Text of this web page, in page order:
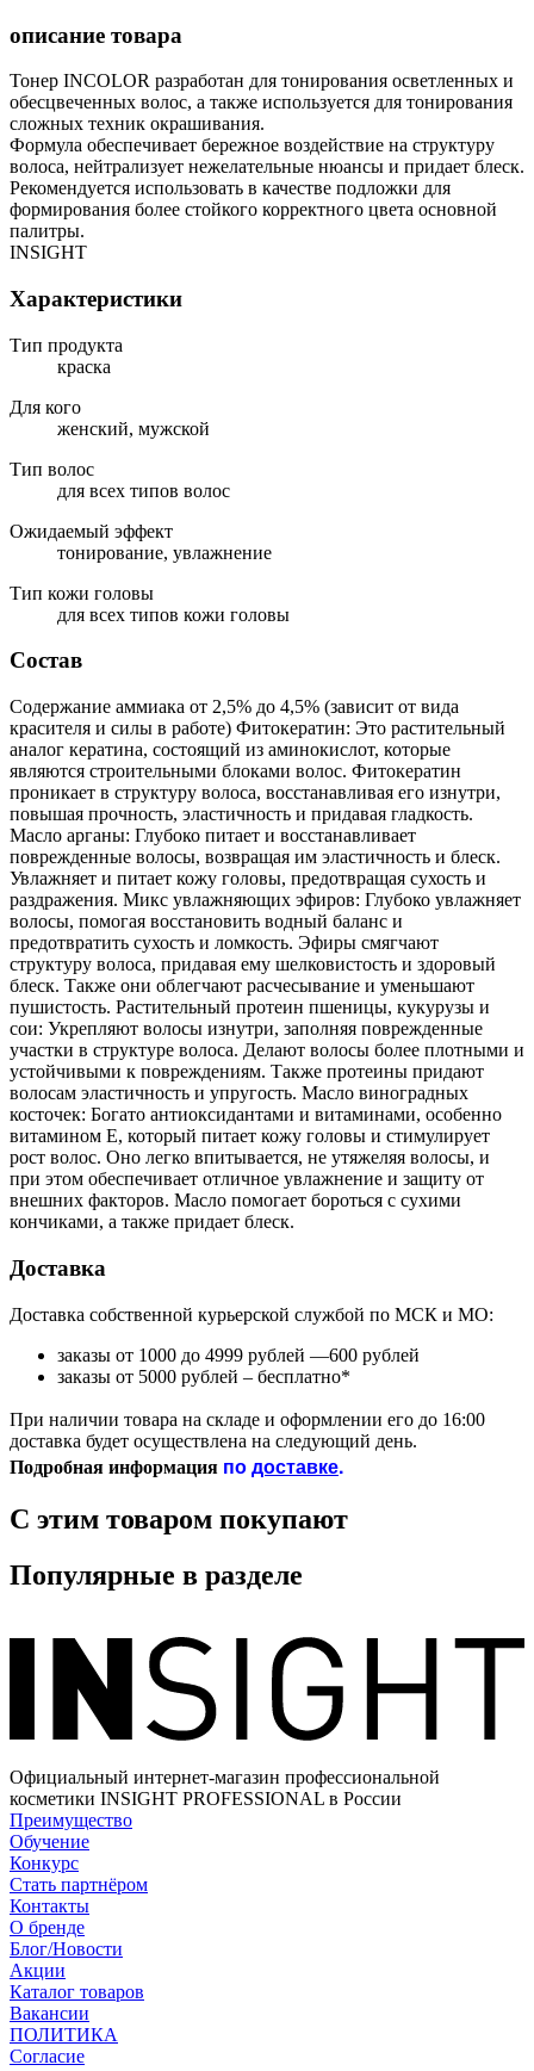
описание товара
Тонер INCOLOR разработан для тонирования осветленных и
обесцвеченных волос, а также используется для тонирования
сложных техник окрашивания.
Формула обеспечивает бережное воздействие на структуру
волоса, нейтрализует нежелательные нюансы и придает блеск.
Рекомендуется использовать в качестве подложки для
формирования более стойкого корректного цвета основной
палитры.
INSIGHT
Характеристики
Тип продукта
краска
Для кого
женский, мужской
Тип волос
для всех типов волос
Ожидаемый эффект
тонирование, увлажнение
Тип кожи головы
для всех типов кожи головы
Состав
Содержание аммиака от 2,5% до 4,5% (зависит от вида
красителя и силы в работе) Фитокератин: Это растительный
аналог кератина, состоящий из аминокислот, которые
являются строительными блоками волос. Фитокератин
проникает в структуру волоса, восстанавливая его изнутри,
повышая прочность, эластичность и придавая гладкость.
Масло арганы: Глубоко питает и восстанавливает
поврежденные волосы, возвращая им эластичность и блеск.
Увлажняет и питает кожу головы, предотвращая сухость и
раздражения. Микс увлажняющих эфиров: Глубоко увлажняет
волосы, помогая восстановить водный баланс и
предотвратить сухость и ломкость. Эфиры смягчают
структуру волоса, придавая ему шелковистость и здоровый
блеск. Также они облегчают расчесывание и уменьшают
пушистость. Растительный протеин пшеницы, кукурузы и
сои: Укрепляют волосы изнутри, заполняя поврежденные
участки в структуре волоса. Делают волосы более плотными и
устойчивыми к повреждениям. Также протеины придают
волосам эластичность и упругость. Масло виноградных
косточек: Богато антиоксидантами и витаминами, особенно
витамином Е, который питает кожу головы и стимулирует
рост волос. Оно легко впитывается, не утяжеляя волосы, и
при этом обеспечивает отличное увлажнение и защиту от
внешних факторов. Масло помогает бороться с сухими
кончиками, а также придает блеск.
Доставка
Доставка собственной курьерской службой по МСК и МО:
заказы от 1000 до 4999 рублей —600 рублей
заказы от 5000 рублей – бесплатно*
При наличии товара на складе и оформлении его до 16:00
доставка будет осуществлена на следующий день.
Подробная информация подоставке.
С этим товаром покупают
Популярные в разделе
Официальный интернет-магазин профессиональной
косметики INSIGHT PROFESSIONAL в России
Преимущество
Обучение
Конкурс
Стать партнёром
Контакты
О бренде
Блог/Новости
Акции
Каталог товаров
Вакансии
ПОЛИТИКА
Согласие